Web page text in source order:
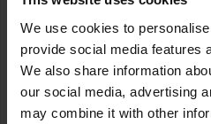
We use cookies to
provide social media features
We also share information
our social media, advertising
may combine it with other